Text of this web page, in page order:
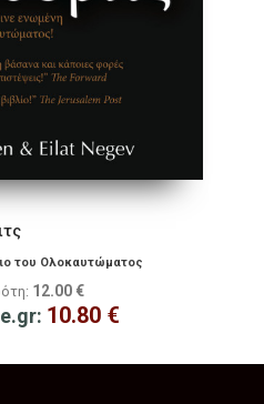
του Ολοκαυτώματος
12.00 €
10.80 €